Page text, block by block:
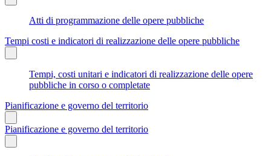
Atti di programmazione delle opere pubbliche
Tempi costi e indicatori di realizzazione delle opere pubbliche
Tempi, costi unitari e indicatori di realizzazione delle opere
pubbliche in corso o completate
Pianificazione e governo del territorio
Pianificazione e governo del territorio